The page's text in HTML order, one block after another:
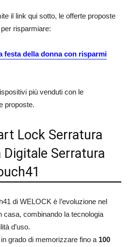
il link qui sotto, le offerte proposte
risparmiare:
festa della donna con risparmi
più venduti con le
proposte.
Lock Serratura
Serratura
di WELOCK è l’evoluzione nel
casa, combinando la tecnologia
d’uso.
grado di memorizzare fino a 100